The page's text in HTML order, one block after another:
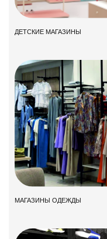
ДЕТСКИЕ МАГАЗИНЫ
МАГАЗИНЫ ОДЕЖДЫ